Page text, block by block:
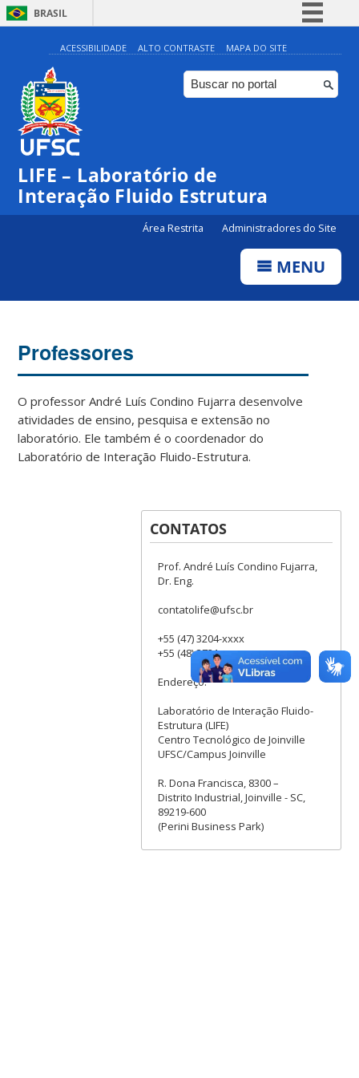
BRASIL
Simplifique!
Comunica BR
Participe
ACESSIBILIDADE ALTO CONTRASTE MAPA DO SITE
LIFE – Laboratório de
Interação Fluido Estrutura
Área Restrita Administradores do Site
MENU
Professores
O professor André Luís Condino Fujarra desenvolve
atividades de ensino, pesquisa e extensão no
laboratório. Ele também é o coordenador do
Laboratório de Interação Fluido-Estrutura.
CONTATOS
Prof. André Luís Condino Fujarra,
Dr. Eng.
contatolife@ufsc.br
+55 (47) 3204-xxxx
+55 (48) 3721-xxxx
Endereço:
Laboratório de Interação Fluido-
Estrutura (LIFE)
Centro Tecnológico de Joinville
UFSC/Campus Joinville
R. Dona Francisca, 8300 –
Distrito Industrial, Joinville - SC,
89219-600
(Perini Business Park)